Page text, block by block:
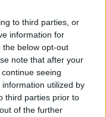
to third parties, or
information for
the below opt-out
note that after your
seeing
utilized by
third parties prior to
of the further